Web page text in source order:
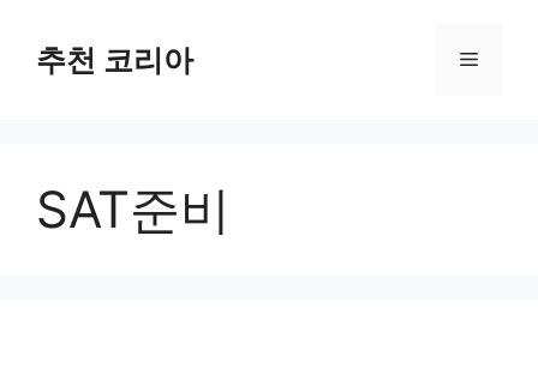
추천 코리아 메
SAT준비